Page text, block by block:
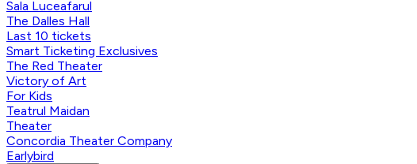
Sala Luceafarul
The Dalles Hall
Last 10 tickets
Smart Ticketing Exclusives
The Red Theater
Victory of Art
For Kids
Teatrul Maidan
Theater
Concordia Theater Company
Earlybird